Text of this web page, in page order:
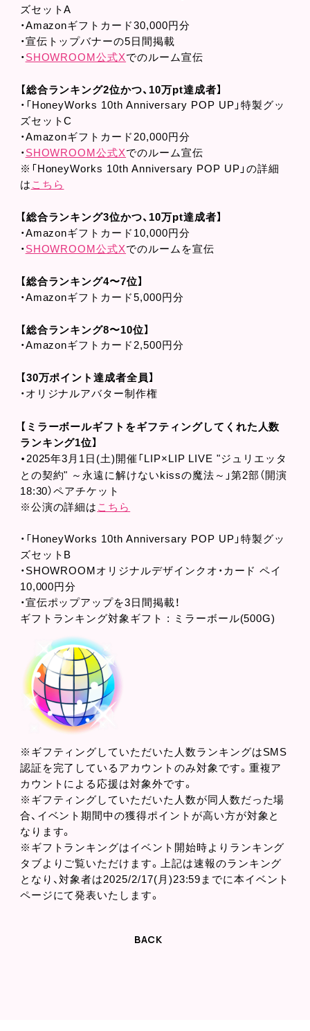
ズセットA
・Amazonギフトカード30,000円分
・宣伝トップバナーの5日間掲載
・SHOWROOM公式Xでのルーム宣伝
【総合ランキング2位かつ、10万pt達成者】
・「HoneyWorks 10th Anniversary POP UP」特製グッ
ズセットC
・Amazonギフトカード20,000円分
・SHOWROOM公式Xでのルーム宣伝
※「HoneyWorks 10th Anniversary POP UP」の詳細
は こちら
【総合ランキング3位かつ、10万pt達成者】
・Amazonギフトカード10,000円分
・SHOWROOM公式Xでのルームを宣伝
【総合ランキング4〜7位】
・Amazonギフトカード5,000円分
【総合ランキング8〜10位】
・Amazonギフトカード2,500円分
【30万ポイント達成者全員】
・オリジナルアバター制作権
【ミラーボールギフトをギフティングしてくれた人数
ランキング1位】
・ 2025年3月1日(土)開催「LIP×LIP LIVE "ジュリエッタ
との契約" ～永遠に解けないkissの魔法～」第2部（開演
18:30）ペアチケット
※公演の詳細は こちら
・「HoneyWorks 10th Anniversary POP UP」特製グッ
ズセットB
・SHOWROOMオリジナルデザインクオ・カード ペイ
10,000円分
・宣伝ポップアップを3日間掲載！
ギフトランキング対象ギフト : ミラーボール(500G)
※ギフティングしていただいた人数ランキングはSMS
認証を完了しているアカウントのみ対象です。重複ア
カウントによる応援は対象外です。
※ギフティングしていただいた人数が同人数だった場
合、イベント期間中の獲得ポイントが高い方が対象と
なります。
※ギフトランキングはイベント開始時よりランキング
タブよりご覧いただけます。上記は速報のランキング
となり、対象者は2025/2/17(月)23:59までに本イベント
ページにて発表いたします。
BACK